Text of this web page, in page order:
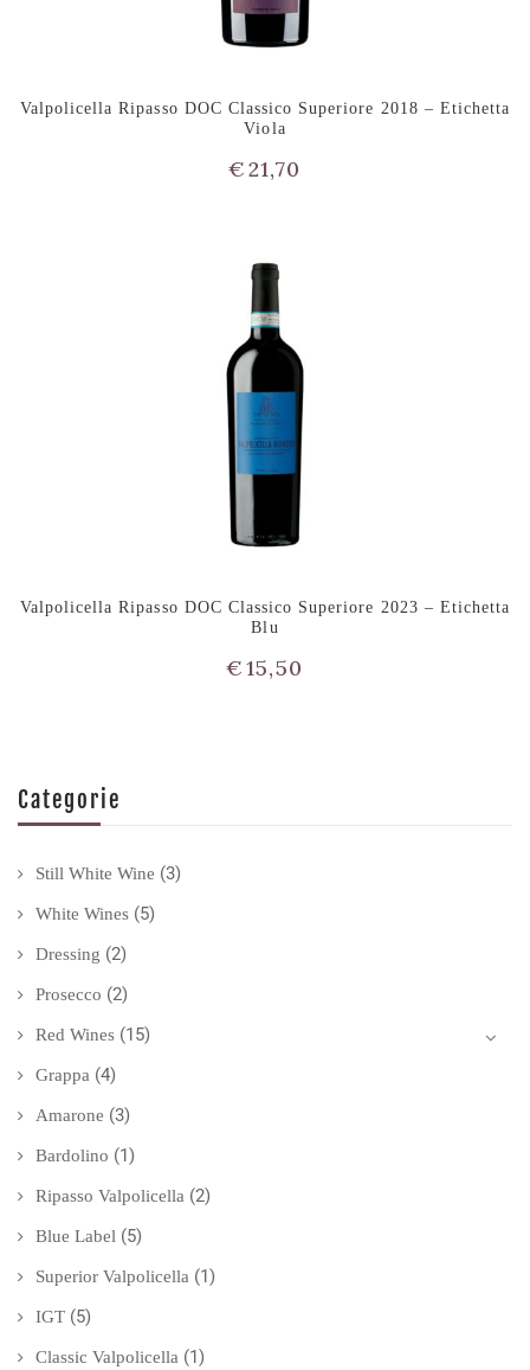
Categorie
Still White Wine (3)
White Wines (5)
Dressing (2)
Prosecco (2)
Red Wines (15)
Grappa (4)
Amarone (3)
Bardolino (1)
Ripasso Valpolicella (2)
Blue Label (5)
Superior Valpolicella (1)
IGT (5)
Classic Valpolicella (1)
Valpolicella Ripasso DOC Classico Superiore 2018 – Etichetta
Viola
€21,70
Valpolicella Ripasso DOC Classico Superiore 2023 – Etichetta
Blu
€15,50